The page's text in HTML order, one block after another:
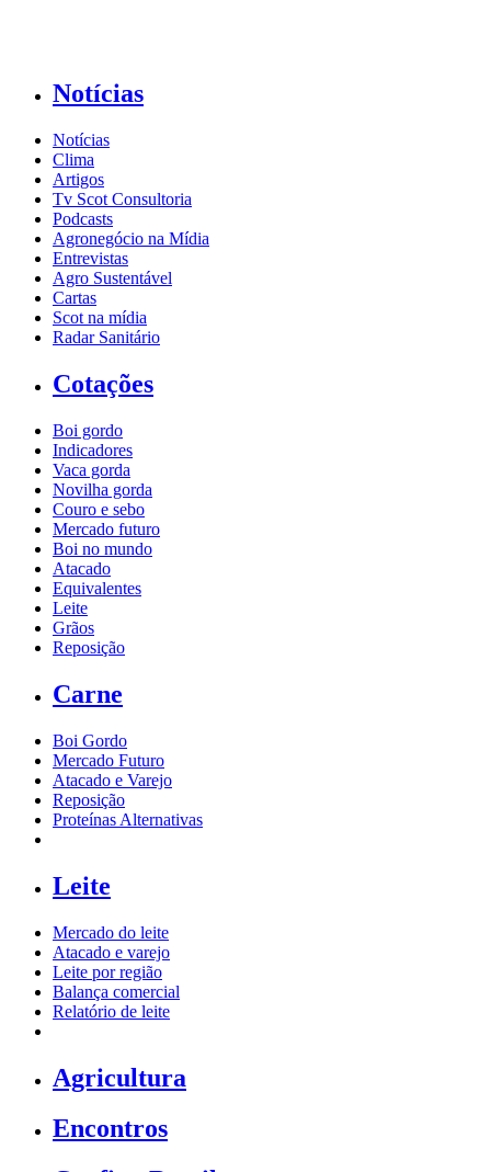
Notícias
Notícias
Clima
Artigos
Tv Scot Consultoria
Podcasts
Agronegócio na Mídia
Entrevistas
Agro Sustentável
Cartas
Scot na mídia
Radar Sanitário
Cotações
Boi gordo
Indicadores
Vaca gorda
Novilha gorda
Couro e sebo
Mercado futuro
Boi no mundo
Atacado
Equivalentes
Leite
Grãos
Reposição
Carne
Boi Gordo
Mercado Futuro
Atacado e Varejo
Reposição
Proteínas Alternativas
Leite
Mercado do leite
Atacado e varejo
Leite por região
Balança comercial
Relatório de leite
Agricultura
Encontros